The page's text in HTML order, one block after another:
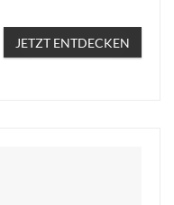
JETZT ENTDECKEN